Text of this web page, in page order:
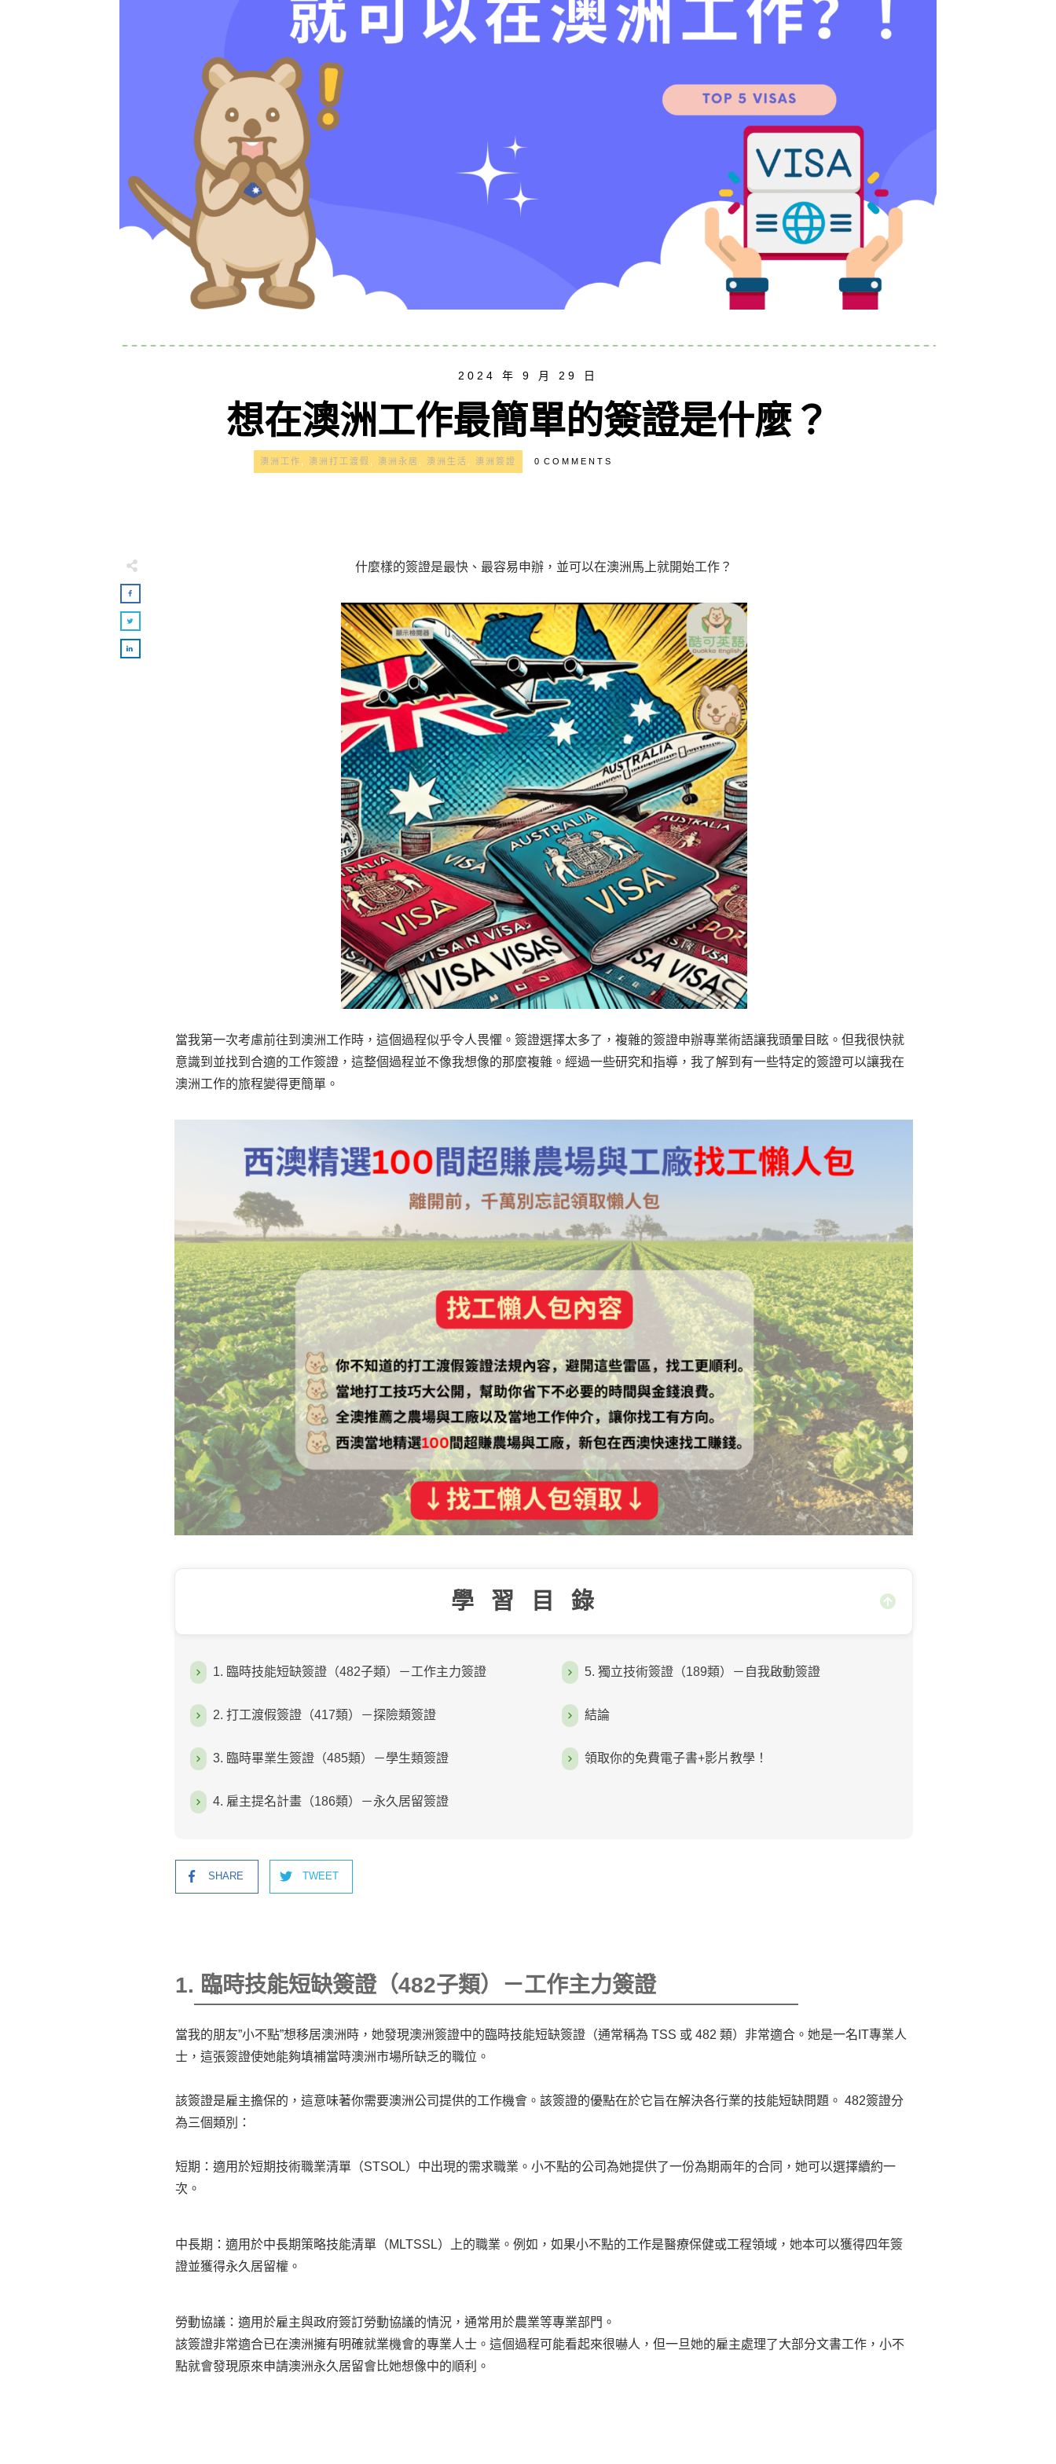
2024 年 9 月 29 日
想在澳洲工作最簡單的簽證是什麼？
澳洲工作 澳洲打工渡假 澳洲永居 澳洲生活 澳洲簽證 0 COMMENTS
什麼樣的簽證是最快、最容易申辦，並可以在澳洲馬上就開始工作？
當我第一次考慮前往到澳洲工作時，這個過程似乎令人畏懼。簽證選擇太多了，複雜的簽證申辦專業術語讓我頭暈目眩。但我很快就
意識到並找到合適的工作簽證，這整個過程並不像我想像的那麼複雜。經過一些研究和指導，我了解到有一些特定的簽證可以讓我在
澳洲工作的旅程變得更簡單。
學習目錄
1. 臨時技能短缺簽證（482子類）－工作主力簽證
2. 打工渡假簽證（417類）－探險類簽證
3. 臨時畢業生簽證（485類）－學生類簽證
4. 雇主提名計畫（186類）－永久居留簽證
5. 獨立技術簽證（189類）－自我啟動簽證
結論
領取你的免費電子書+影片教學！
SHARE TWEET
1. 臨時技能短缺簽證（482子類）－工作主力簽證
＿＿＿＿＿＿＿＿＿＿＿＿＿＿＿＿＿＿＿＿＿＿＿＿＿＿＿＿＿＿＿＿
當我的朋友”小不點”想移居澳洲時，她發現澳洲簽證中的臨時技能短缺簽證（通常稱為 TSS 或 482 類）非常適合。她是一名IT專業人
士，這張簽證使她能夠填補當時澳洲市場所缺乏的職位。
該簽證是雇主擔保的，這意味著你需要澳洲公司提供的工作機會。該簽證的優點在於它旨在解決各行業的技能短缺問題。 482簽證分
為三個類別：
短期：適用於短期技術職業清單（STSOL）中出現的需求職業。小不點的公司為她提供了一份為期兩年的合同，她可以選擇續約一
次。
中長期：適用於中長期策略技能清單（MLTSSL）上的職業。例如，如果小不點的工作是醫療保健或工程領域，她本可以獲得四年簽
證並獲得永久居留權。
勞動協議：適用於雇主與政府簽訂勞動協議的情況，通常用於農業等專業部門。
該簽證非常適合已在澳洲擁有明確就業機會的專業人士。這個過程可能看起來很嚇人，但一旦她的雇主處理了大部分文書工作，小不
點就會發現原來申請澳洲永久居留會比她想像中的順利。